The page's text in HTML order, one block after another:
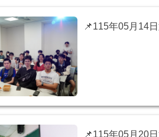
📌115年05月14
📌115年05月20